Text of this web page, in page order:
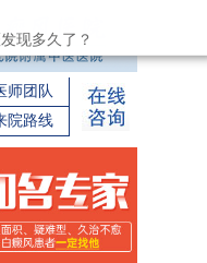
师团队
院路线
现多久了？